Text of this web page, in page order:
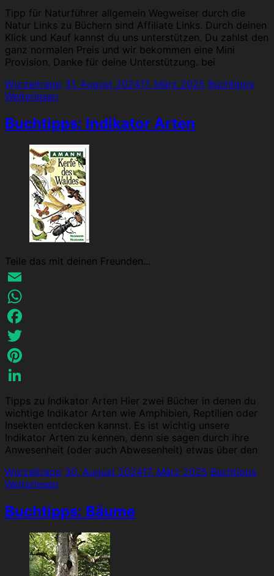
LinkedIn
Tipp für Naturführer allgemein Wegweiser durch die
Natur Links zu Büchern sind Affiliate Links. Durch deinen
Klick und Kauf kannst du uns unterstützen. Du zahlst den
ganz normalen Preis und wir bekommen eine Mini
Provision. Danke für deine Unterstützung. bei
Wurzeltrapp 31. August 202417. März 2025 Buchtipps
Weiterlesen
Buchtipps: Indikator Arten
Teile das mit deinen Freunden...
Email
WhatsApp
Facebook
Twitter
Pinterest
LinkedIn
Tipps zu Indikator Arten Hier zwei Bücher in denen du
wichtige Indikator Arten wie Amphibien, Reptilien oder
Insekten entdecken kannst. Es ist wichtig unsere
Indikator Arten zu kennen, denn sie sagen durch ihre
Anwesenheit (oder auch Abwesenheit) etwas über den
Wurzeltrapp 30. August 202417. März 2025 Buchtipps
Weiterlesen
Buchtipps: Bäume